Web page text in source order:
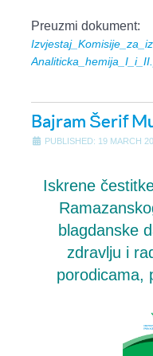
Preuzmi dokument:
Bajram Šerif
PUBLISHED: 19 MARCH
Iskrene
blagdanske
zdravlju i
porodicama,